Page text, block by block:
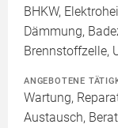
BHKW,
Dämmung,
Brennstoffzelle,
ANGEBOTENE
Wartung,
Austausch,